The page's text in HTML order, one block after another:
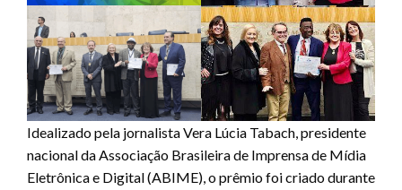
Idealizado pela jornalista Vera Lúcia Tabach, presidente
nacional da Associação Brasileira de Imprensa de Mídia
Eletrônica e Digital (ABIME), o prêmio foi criado durante